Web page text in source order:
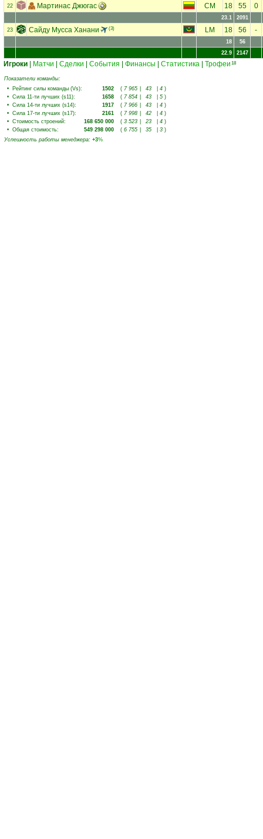
22 Мартинас Джюгас CM 18 55 0
23.1 2091
23 Сайду Мусса Ханани (3) LM 18 56 -
18
56
22.9
2147
Игроки Матчи Сделки События Финансы Статистика Трофеи 18
Показатели команды:
• Рейтинг силы команды (Vs): 1502 ( 7 965 43 4 )
• Сила 11-ти лучших (s11): 1658 ( 7 854 43 5 )
• Сила 14-ти лучших (s14): 1917 ( 7 966 43 4 )
• Сила 17-ти лучших (s17): 2161 ( 7 998 42 4 )
• Стоимость строений: 168 650 000 ( 3 523 23 4 )
• Общая стоимость: 549 298 000 ( 6 755 35 3 )
Успешность работы менеджера: +3%